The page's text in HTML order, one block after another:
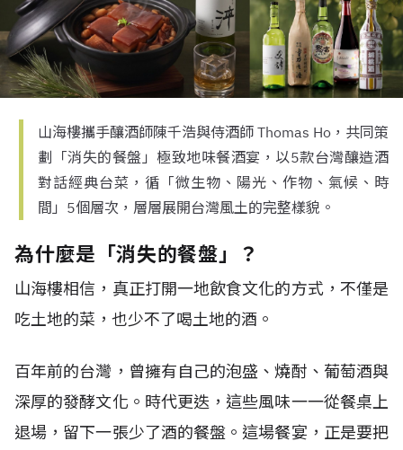
山海樓攜手釀酒師陳千浩與侍酒師 Thomas Ho，共同策
劃「消失的餐盤」極致地味餐酒宴，以5款台灣釀造酒
對話經典台菜，循「微生物、陽光、作物、氣候、時
間」5個層次，層層展開台灣風土的完整樣貌。
為什麼是「消失的餐盤」？
山海樓相信，真正打開一地飲食文化的方式，不僅是
吃土地的菜，也少不了喝土地的酒。
百年前的台灣，曾擁有自己的泡盛、燒酎、葡萄酒與
深厚的發酵文化。時代更迭，這些風味一一從餐桌上
退場，留下一張少了酒的餐盤。這場餐宴，正是要把